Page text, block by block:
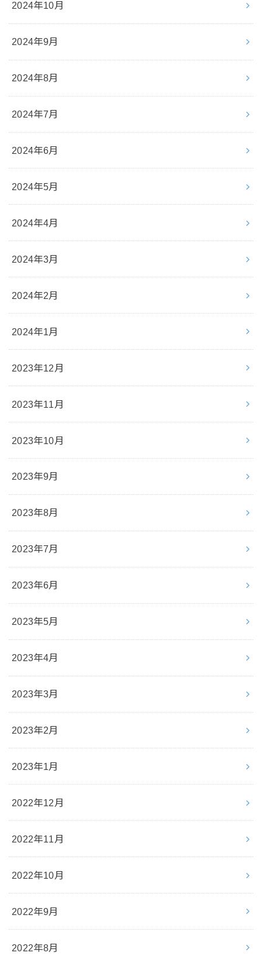
2024年10月
2024年9月
2024年8月
2024年7月
2024年6月
2024年5月
2024年4月
2024年3月
2024年2月
2024年1月
2023年12月
2023年11月
2023年10月
2023年9月
2023年8月
2023年7月
2023年6月
2023年5月
2023年4月
2023年3月
2023年2月
2023年1月
2022年12月
2022年11月
2022年10月
2022年9月
2022年8月